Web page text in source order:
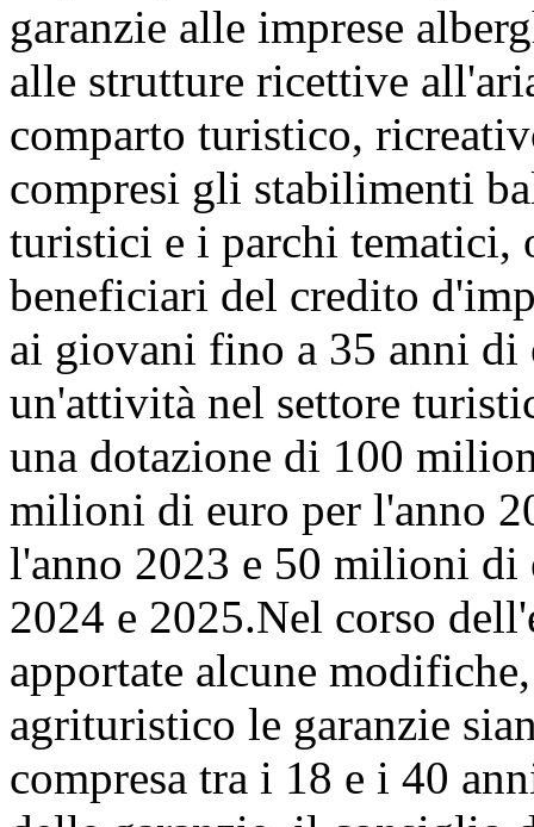
garanzie alle imprese
alle strutture ricettive
comparto turistico,
compresi gli stabilimenti
turistici e i parchi tematici,
beneficiari del credito
ai giovani fino a 35 anni di
un'attività nel settore
una dotazione di 100
milioni di euro per l'anno
l'anno 2023 e 50 milioni di
2024 e 2025.Nel corso
apportate alcune
agrituristico le garanzie
compresa tra i 18 e i 40